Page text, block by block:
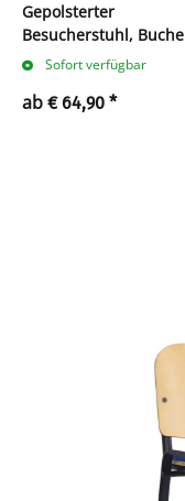
Gepolsterter
Besucherstuhl, Buche
Schichtholz, chrom
Sofort verfügbar
ab € 64,90 *